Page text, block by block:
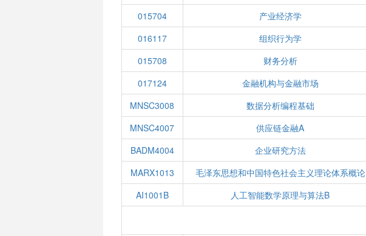
015704
产业经济学
016117
组织行为学
015708
财务分析
017124
金融机构与金融市场
MNSC3008
数据分析编程基础
MNSC4007
供应链金融A
BADM4004
企业研究方法
MARX1013
毛泽东思想和中国特色社会主义理论体系概论
AI1001B
人工智能数学原理与算法B